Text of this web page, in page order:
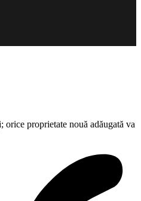
orice proprietate nouă adăugată va